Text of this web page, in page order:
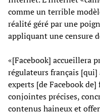
comme un terrible
réalité géré par une
appliquant une censure
«[Facebook] accueillera
régulateurs français
experts [de Facebook
conjointes précises,
contenus haineux et